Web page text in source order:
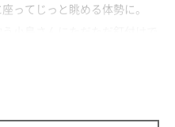
ってじっと眺める体勢に。